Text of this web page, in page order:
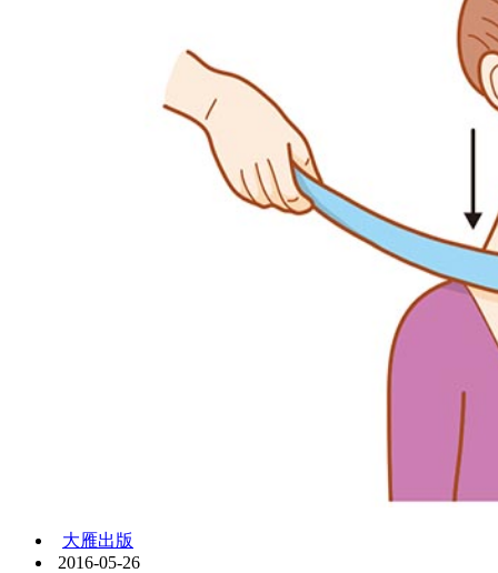
大雁出版
2016-05-26